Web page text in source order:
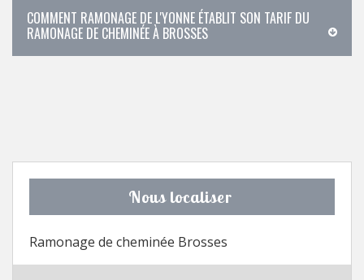
COMMENT RAMONAGE DE L'YONNE ÉTABLIT SON TARIF DU
RAMONAGE DE CHEMINÉE À BROSSES
Nous localiser
Ramonage de cheminée Brosses